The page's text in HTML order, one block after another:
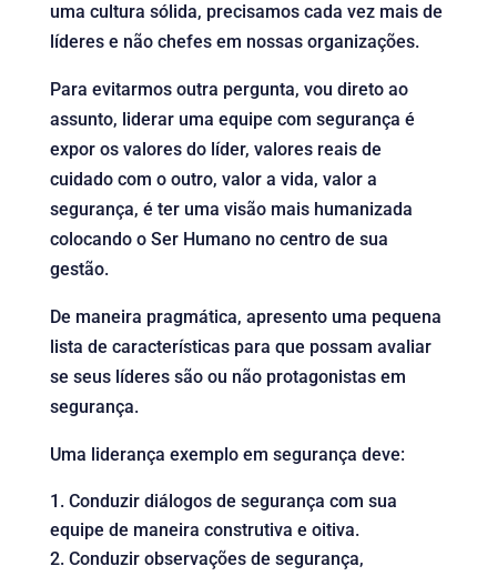
uma cultura sólida, precisamos cada vez mais de
líderes e não chefes em nossas organizações.
Para evitarmos outra pergunta, vou direto ao
assunto, liderar uma equipe com segurança é
expor os valores do líder, valores reais de
cuidado com o outro, valor a vida, valor a
segurança, é ter uma visão mais humanizada
colocando o Ser Humano no centro de sua
gestão.
De maneira pragmática, apresento uma pequena
lista de características para que possam avaliar
se seus líderes são ou não protagonistas em
segurança.
Uma liderança exemplo em segurança deve:
Conduzir diálogos de segurança com sua
equipe de maneira construtiva e oitiva.
Conduzir observações de segurança,